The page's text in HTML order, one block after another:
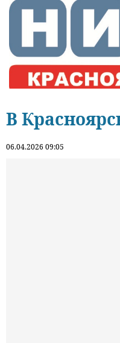
В
06.04.2026 09:05